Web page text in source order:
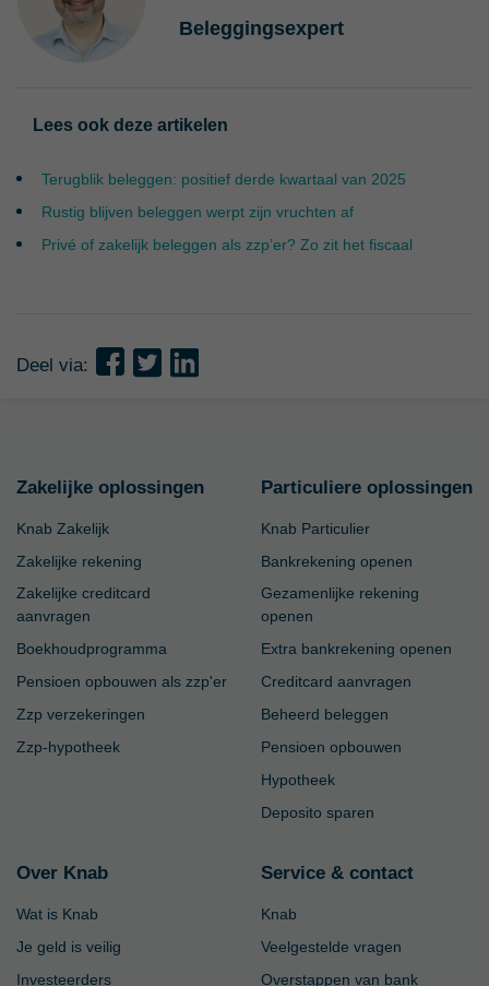
Beleggingsexpert
Lees ook deze artikelen
Terugblik beleggen: positief derde kwartaal van 2025
Rustig blijven beleggen werpt zijn vruchten af
Privé of zakelijk beleggen als zzp’er? Zo zit het fiscaal
Deel via:
Zakelijke oplossingen
Knab Zakelijk
Zakelijke rekening
Zakelijke creditcard
aanvragen
Boekhoudprogramma
Pensioen opbouwen als zzp'er
Zzp verzekeringen
Zzp-hypotheek
Particuliere oplossingen
Knab Particulier
Bankrekening openen
Gezamenlijke rekening
openen
Extra bankrekening openen
Creditcard aanvragen
Beheerd beleggen
Pensioen opbouwen
Hypotheek
Deposito sparen
Over Knab
Wat is Knab
Je geld is veilig
Investeerders
Service & contact
Knab
Veelgestelde vragen
Overstappen van bank